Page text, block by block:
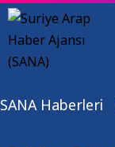
SANA Haberleri